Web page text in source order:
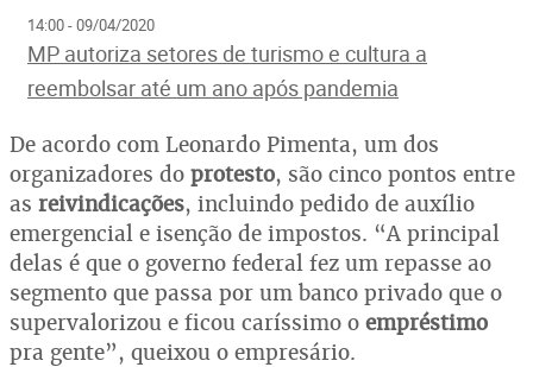
14:00 - 09/04/2020
MP autoriza setores de turismo e cultura a
reembolsar até um ano após pandemia
De acordo com Leonardo Pimenta, um dos
organizadores do protesto, são cinco pontos entre
as reivindicações, incluindo pedido de auxílio
emergencial e isenção de impostos. “A principal
delas é que o governo federal fez um repasse ao
segmento que passa por um banco privado que o
supervalorizou e ficou caríssimo o empréstimo
pra gente”, queixou o empresário.